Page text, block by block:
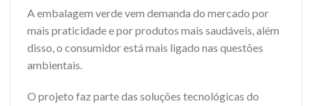
A embalagem verde vem demanda do mercado por
mais praticidade e por produtos mais saudáveis, além
disso, o consumidor está mais ligado nas questões
ambientais.
O projeto faz parte das soluções tecnológicas do